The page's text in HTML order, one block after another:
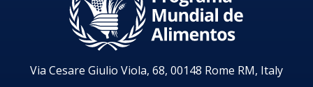
Via Cesare Giulio Viola, 68, 00148 Rome RM, Italy